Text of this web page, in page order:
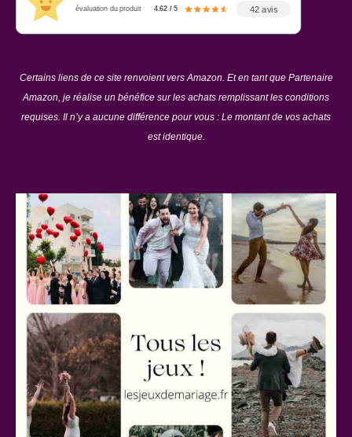
évaluation du produit 4.62 / 5 42 avis
Certains liens de ce site renvoient vers Amazon. Et en tant que Partenaire
Amazon, je réalise un bénéfice sur les achats remplissant les conditions
requises. Il n’y a aucune différence pour vous : Le montant de vos achats
est identique.